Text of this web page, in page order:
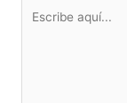
aquí...